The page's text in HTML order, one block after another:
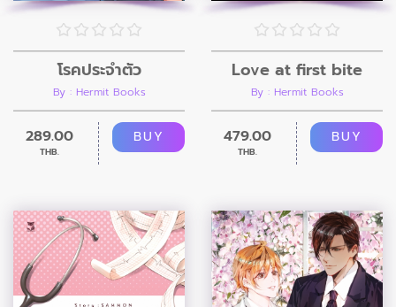
โรคประจำตัว
By : Hermit Books
289.00
THB.
BUY
Love at first bite
By : Hermit Books
479.00
THB.
BUY